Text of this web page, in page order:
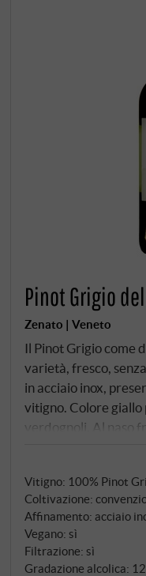
Pinot Grigio
Zenato | Veneto
Il Pinot Grigio come
varietà, fresco,
in acciaio inox,
vitigno. Colore
verdognoli. Al naso
palato è succoso,
Versatile nell'uso –
frutti di mare o
Servire ben fresco a
SUPERIORE.DE
Vitigno: 100% Pinot
Coltivazione:
Affinamento: acciaio
Vegano: sì
Filtrazione: sì
Gradazione alcolica: